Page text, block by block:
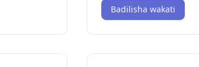
Badilisha wakati